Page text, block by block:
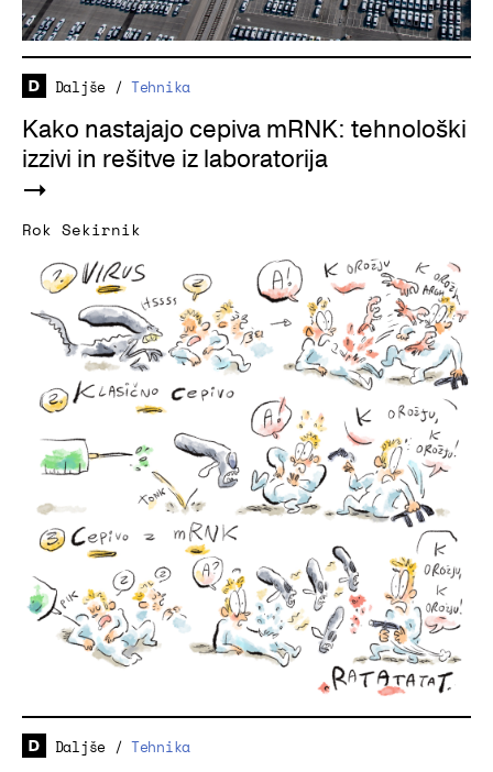
Daljše /Tehnika
Kako nastajajo cepiva mRNK: tehnološki
izzivi in rešitve iz laboratorija
Rok Sekirnik
Daljše /Tehnika